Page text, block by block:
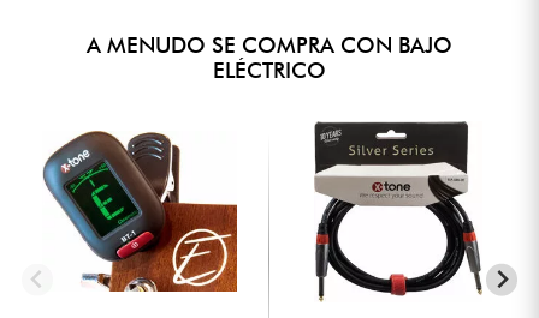
A MENUDO SE COMPRA CON BAJO
ELÉCTRICO